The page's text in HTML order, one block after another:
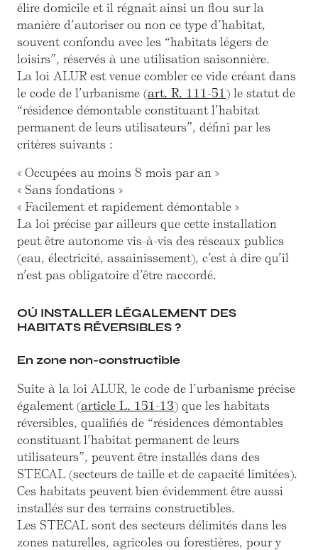
élire domicile et il régnait ainsi un flou sur la
manière d’autoriser ou non ce type d’habitat,
souvent confondu avec les “habitats légers de
loisirs”, réservés à une utilisation saisonnière.
La loi ALUR est venue combler ce vide créant dans
le code de l’urbanisme (art. R. 111-51) le statut de
“résidence démontable constituant l’habitat
permanent de leurs utilisateurs”, défini par les
critères suivants :
« Occupées au moins 8 mois par an »
« Sans fondations »
« Facilement et rapidement démontable »
La loi précise par ailleurs que cette installation
peut être autonome vis-à-vis des réseaux publics
(eau, électricité, assainissement), c’est à dire qu’il
n’est pas obligatoire d’être raccordé.
OÙ INSTALLER LÉGALEMENT DES
HABITATS RÉVERSIBLES ?
En zone non-constructible
Suite à la loi ALUR, le code de l’urbanisme précise
également (article L. 151-13) que les habitats
réversibles, qualifiés de “résidences démontables
constituant l’habitat permanent de leurs
utilisateurs”, peuvent être installés dans des
STECAL (secteurs de taille et de capacité limitées).
Ces habitats peuvent bien évidemment être aussi
installés sur des terrains constructibles.
Les STECAL sont des secteurs délimités dans les
zones naturelles, agricoles ou forestières, pour y